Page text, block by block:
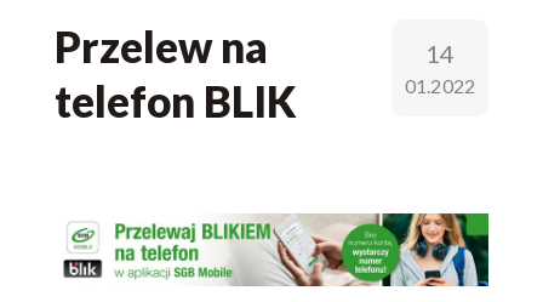
Przelew na
telefon BLIK
14
01.2022